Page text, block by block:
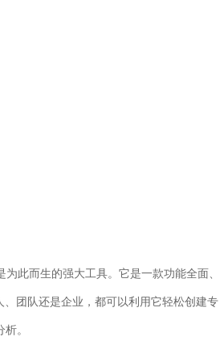
为此而生的强大工具。它是一款功能全面、
团队还是企业，都可以利用它轻松创建专
。